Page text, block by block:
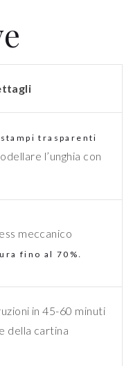
stampi trasparenti
l’unghia con
meccanico
fino al 70%.
in 45-60 minuti
della cartina